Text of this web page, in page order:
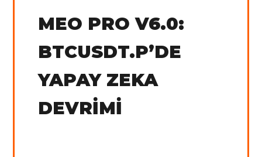
MEO PRO V6.0:
BTCUSDT.P’DE
YAPAY ZEKA
DEVRIMI